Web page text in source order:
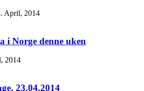
April, 2014
i Norge denne uken
2014
23.04.2014